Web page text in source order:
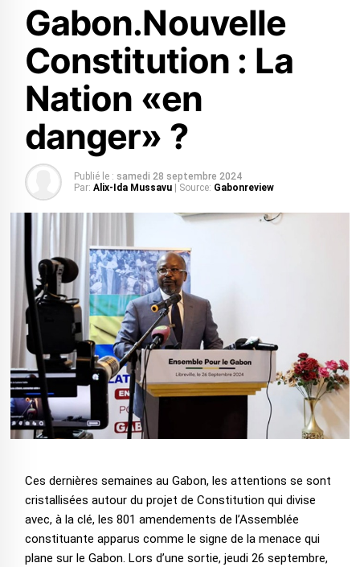
Gabon.Nouvelle
Constitution : La
Nation «en
danger» ?
Publié le : samedi 28 septembre 2024
Par: Alix-Ida Mussavu | Source: Gabonreview
Ces dernières semaines au Gabon, les attentions se sont
cristallisées autour du projet de Constitution qui divise
avec, à la clé, les 801 amendements de l’Assemblée
constituante apparus comme le signe de la menace qui
plane sur le Gabon. Lors d’une sortie, jeudi 26 septembre,